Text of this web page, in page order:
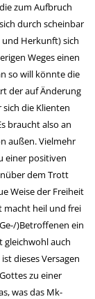
zum Aufbruch
durch scheinbar
Herkunft) sich
Weges einen
so will könnte die
der auf Änderung
die Klienten
braucht also an
außen. Vielmehr
einer positiven
dem Trott
Weise der Freiheit
macht heil und frei
)Betroffenen ein
gleichwohl auch
dieses Versagen
zu einer
was das Mk-